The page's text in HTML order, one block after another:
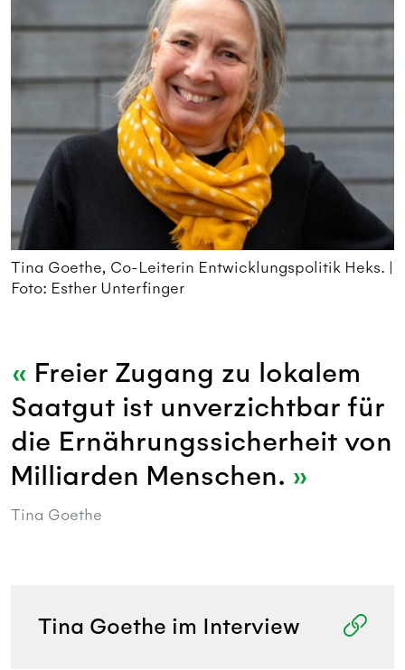
Tina Goethe, Co-Leiterin Entwicklungspolitik Heks. |
Foto: Esther Unterfinger
Freier Zugang zu lokalem
Saatgut ist unverzichtbar für
die Ernährungssicherheit von
Milliarden Menschen.
Tina Goethe
Tina Goethe im Interview